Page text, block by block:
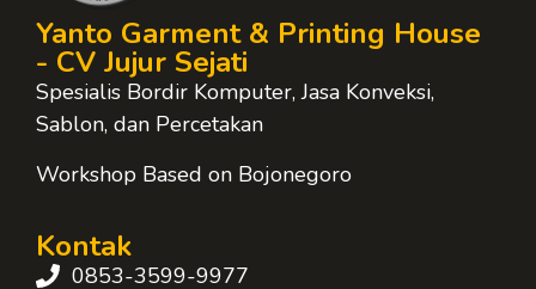
Yanto Garment & Printing House
- CV Jujur Sejati
Spesialis Bordir Komputer, Jasa Konveksi,
Sablon, dan Percetakan
Workshop Based on Bojonegoro
Kontak
0853-3599-9977